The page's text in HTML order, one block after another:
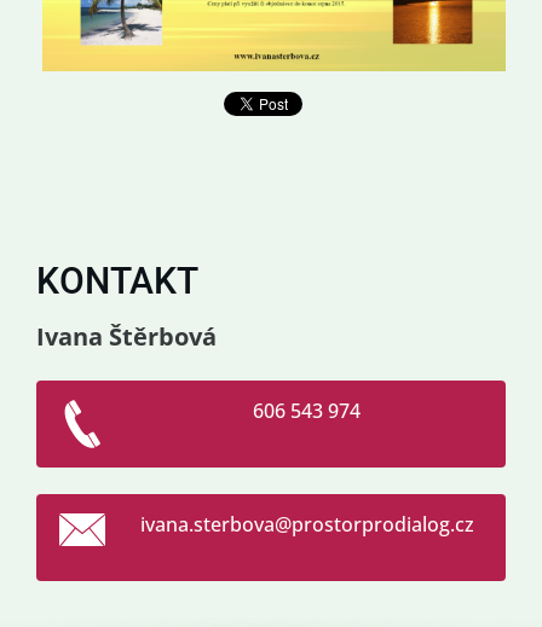
KONTAKT
Ivana Štěrbová
606 543 974
ivana.sterbova@prostorprodialog.cz